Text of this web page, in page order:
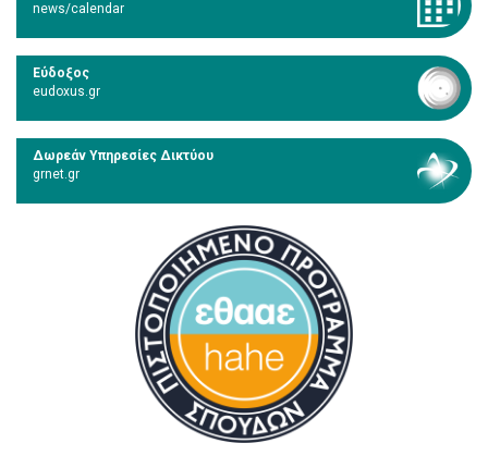
news/calendar
Εύδοξος
eudoxus.gr
Δωρεάν Υπηρεσίες Δικτύου
grnet.gr